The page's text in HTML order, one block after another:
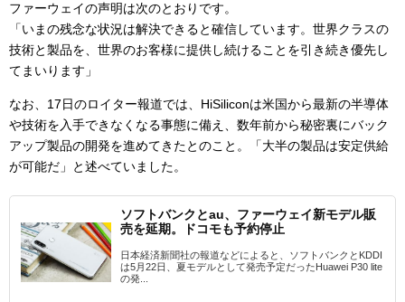
ファーウェイの声明は次のとおりです。
「いまの残念な状況は解決できると確信しています。世界クラスの
技術と製品を、世界のお客様に提供し続けることを引き続き優先し
てまいります」
なお、17日のロイター報道では、HiSiliconは米国から最新の半導体
や技術を入手できなくなる事態に備え、数年前から秘密裏にバック
アップ製品の開発を進めてきたとのこと。「大半の製品は安定供給
が可能だ」と述べていました。
ソフトバンクとau、ファーウェイ新モデル販
売を延期。ドコモも予約停止
日本経済新聞社の報道などによると、ソフトバンクとKDDI
は5月22日、夏モデルとして発売予定だったHuawei P30 lite
の発...